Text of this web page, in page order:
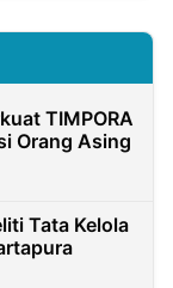
TIMPORA
Orang Asing
Tata Kelola